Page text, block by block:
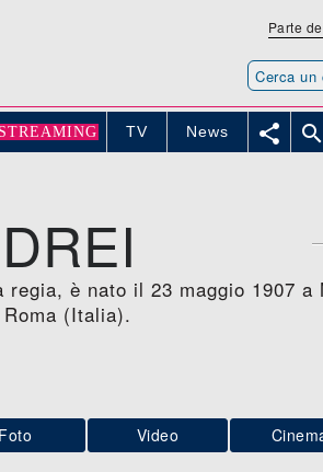
Parte
STREAMING TV News  
è nato il 23 maggio 1907
(Italia).
Foto Video